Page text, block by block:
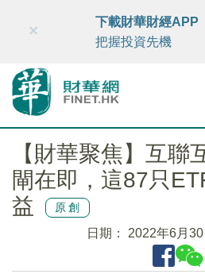
財華智庫網 FINTV
×
下載財華財經APP
把握投資先機
【財華聚焦】互聯
閘在即，這87只
益
原創
日期： 2022年6月